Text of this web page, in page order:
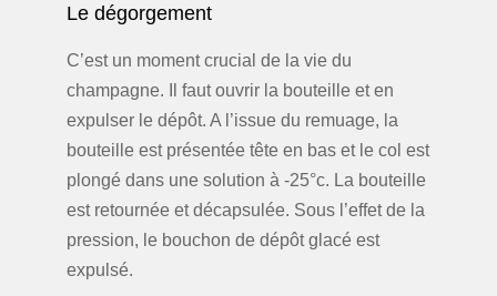
Le dégorgement
C’est un moment crucial de la vie du
champagne. Il faut ouvrir la bouteille et en
expulser le dépôt. A l’issue du remuage, la
bouteille est présentée tête en bas et le col est
plongé dans une solution à -25°c. La bouteille
est retournée et décapsulée. Sous l’effet de la
pression, le bouchon de dépôt glacé est
expulsé.